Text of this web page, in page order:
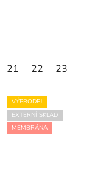
21 22 23
VÝPRODEJ
EXTERNÍ SKLAD
MEMBRÁNA